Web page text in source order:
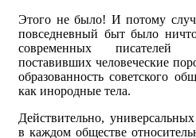
Этого не было! И потому
повседневный быт было
современных писателей
поставивших человеческие
образованность советского
как инородные тела.
Действительно,
в каждом обществе